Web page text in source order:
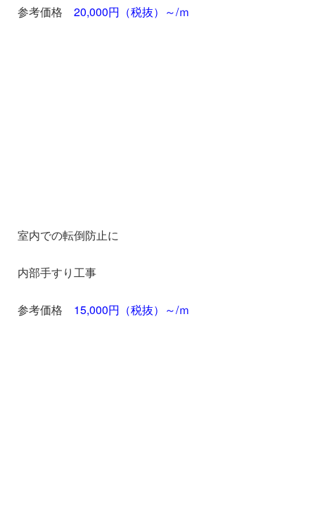
参考価格 20,000円（税抜）～/ｍ
室内での転倒防止に
内部手すり工事
参考価格 15,000円（税抜）～/ｍ